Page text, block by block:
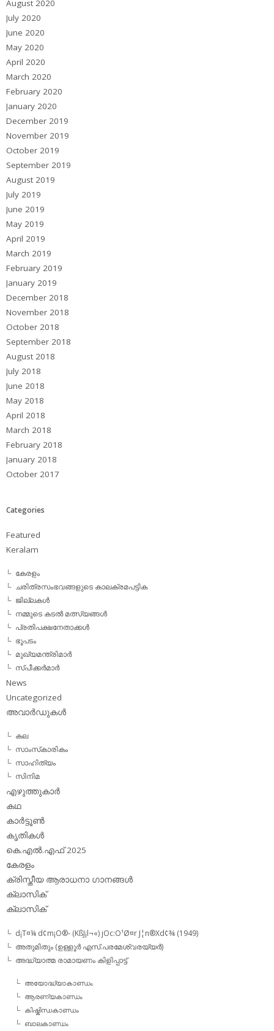
August 2020
July 2020
June 2020
May 2020
April 2020
March 2020
February 2020
January 2020
December 2019
November 2019
October 2019
September 2019
August 2019
July 2019
June 2019
May 2019
April 2019
March 2019
February 2019
January 2019
December 2018
November 2018
October 2018
September 2018
August 2018
July 2018
June 2018
May 2018
April 2018
March 2018
February 2018
January 2018
October 2017
Categories
Featured
Keralam
കേരളം
ചരിത്രസംഭവങ്ങളുടെ കാലക്രമപട്ടിക
ജില്ലകള്‍
നമ്മുടെ കടല്‍ മത്സ്യങ്ങള്‍
പ്രതിപക്ഷനേതാക്കള്‍
ഭൂപടം
മുഖ്യമന്ത്രിമാര്‍
സ്പീക്കര്‍മാര്‍
News
Uncategorized
അവാര്‍ഡുകള്‍
കല
സാംസ്‌കാരികം
സാഹിത്യം
സിനിമ
എഴുത്തുകാര്‍
കഥ
കാര്‍ട്ടൂണ്‍
കൃതികള്‍
കെ.എല്‍.എഫ് 2025
കേരളം
ക്രിസ്തീയ ആരാധനാ ഗാനങ്ങള്‍
ക്ലാസിക്‌
ക്ലാസിക്
d¡T¤¼ d¢m¡O®- (KßJ¡l¬«) jOc:O¹Ø¤r J¦n®Xd¢¾ (1949)
അതുമിതും (ഉള്ളൂര്‍ എസ്.പരമേശ്വരയ്യര്‍)
അദ്ധ്യാത്മ രാമായണം കിളിപ്പാട്ട്‌
അയോദ്ധ്യാകാണ്ഡം
ആരണ്യകാണ്ഡം
കിഷ്കിന്ധകാണ്ഡം
ബാലകാണ്ഡം